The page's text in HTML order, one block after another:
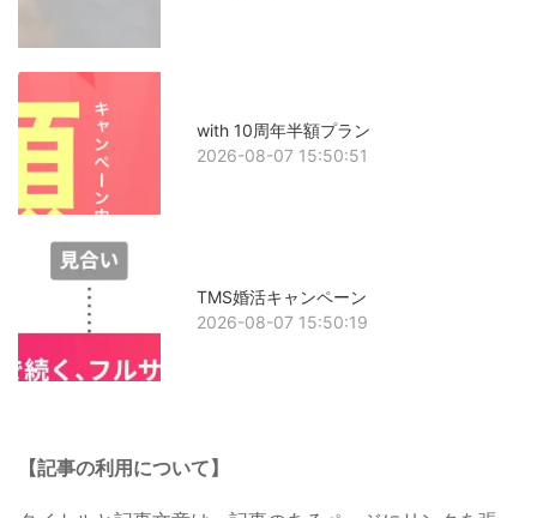
with 10周年半額プラン
2026-08-07 15:50:51
TMS婚活キャンペーン
2026-08-07 15:50:19
【記事の利用について】